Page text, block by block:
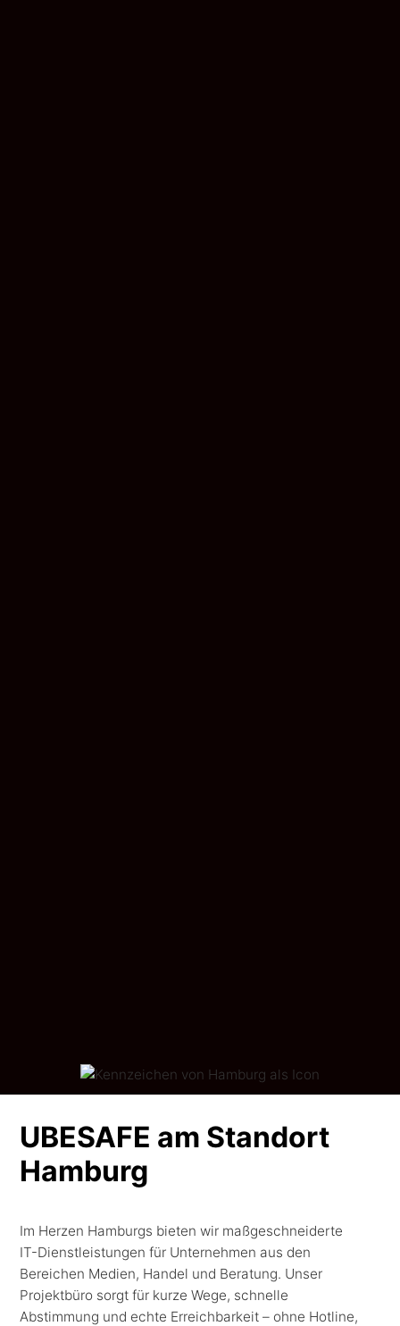
UBESAFE am Standort
Hamburg
Im Herzen Hamburgs bieten wir maßgeschneiderte
IT-Dienstleistungen für Unternehmen aus den
Bereichen Medien, Handel und Beratung. Unser
Projektbüro sorgt für kurze Wege, schnelle
Abstimmung und echte Erreichbarkeit – ohne Hotline,